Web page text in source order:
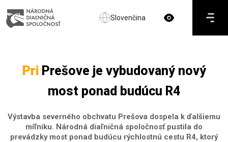
Slovenčina
PriPrešove je vybudovaný nový
most ponad budúcu R4
Výstavba severného obchvatu Prešova dospela k ďalšiemu
míľniku. Národná diaľničná spoločnosť pustila do
prevádzky most ponad budúcu rýchlostnú cestu R4, ktorý